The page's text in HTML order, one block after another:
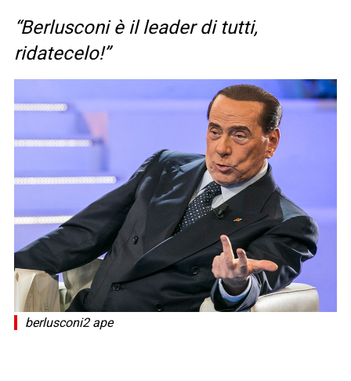
“Berlusconi è il leader di tutti,
ridatecelo!”
berlusconi2 ape